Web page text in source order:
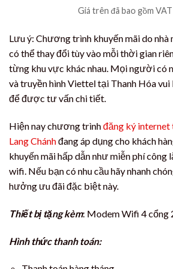
Giá trên đã bao gồm
Lưu ý: Chương trình khuyến mãi do
có thể thay đổi tùy vào mỗi thời gian
từng khu vực khác nhau. Mọi người có
và truyền hình Viettel tại Thanh Hóa
để được tư vấn chi tiết.
Hiện nay chương trìnhđăng ký internet
Lang Chánhđang áp dụng cho khách
khuyến mãi hấp dẫn như miễn phí công
wifi. Nếu bạn có nhu cầu hãy nhanh
hưởng ưu đãi đặc biệt này.
Thiết bị tặng kèm: Modem Wifi 4 cổng
Hình thức thanh toán: